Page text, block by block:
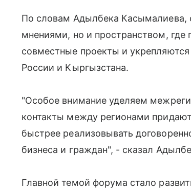
По словам Адылбека Касымалиева,
мнениями, но и пространством,
совместные проекты и
России и Кыргызстана.
"Особое внимание уделяем
контакты между регионами
быстрее реализовывать
бизнеса и граждан", - сказал
Главной темой форума стало